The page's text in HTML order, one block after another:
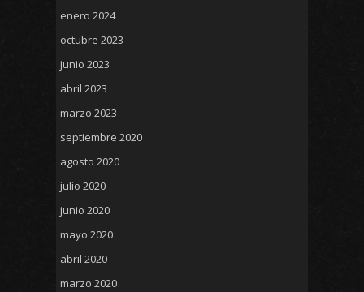
enero 2024
octubre 2023
junio 2023
abril 2023
marzo 2023
septiembre 2020
agosto 2020
julio 2020
junio 2020
mayo 2020
abril 2020
marzo 2020